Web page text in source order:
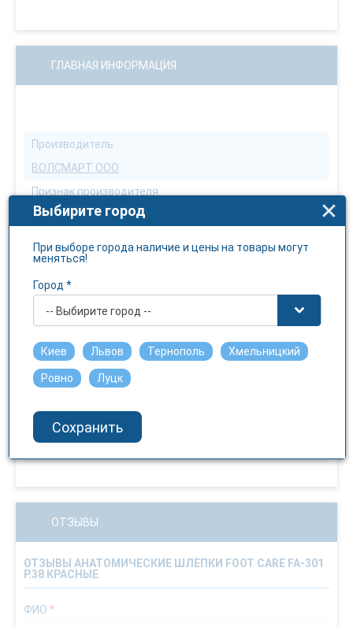
ГЛАВНАЯ ИНФОРМАЦИЯ
Производитель
ВОЛСМАРТ ООО
Признак производителя
Отечественый
Украина
Бренд
FOOT CARE
Без рецепта
Температура хранения
Чуствительность к свету
ОТЗЫВЫ
ОТЗЫВЫ АНАТОМИЧЕСКИЕ ШЛЕПКИ FOOT CARE FA-301
Р.38 КРАСНЫЕ
ФИО *
Выбирите город
При выборе города наличие и цены на товары могут
меняться!
Город *
-- Выбирите город --
Киев Львов Тернополь Хмельницкий
Ровно Луцк
Сохранить